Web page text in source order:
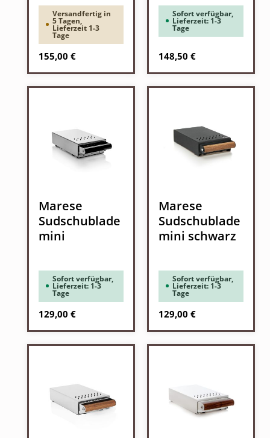
Versandfertig in
5 Tagen,
Lieferzeit 1-3
Tage
Regulärer Preis:
155,00 €
Sofort verfügbar,
Lieferzeit: 1-3
Tage
Regulärer Preis:
148,50 €
Marese
Sudschublade
mini
Sofort verfügbar,
Lieferzeit: 1-3
Tage
Regulärer Preis:
129,00 €
Marese
Sudschublade
mini schwarz
Sofort verfügbar,
Lieferzeit: 1-3
Tage
Regulärer Preis:
129,00 €